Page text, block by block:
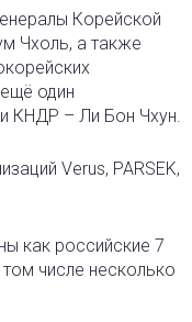
Корейской
Чхоль, а также
один
КНДР – Ли Бон Чхун.
Verus, PARSEK,
как российские 7
числе несколько